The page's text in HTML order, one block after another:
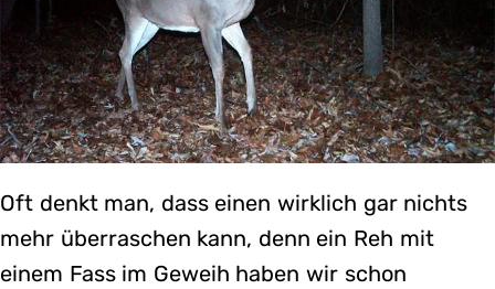
Oft denkt man, dass einen wirklich gar nichts
mehr überraschen kann, denn ein Reh mit
einem Fass im Geweih haben wir schon